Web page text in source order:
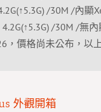
/30M /內顯
/30M /無
價格尚未公布，以
外觀開箱